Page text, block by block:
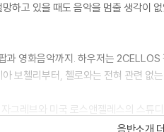
하고 있을 때도 음악을 멈출 생각이
과 영화음악까지. 하우저는
보첼리부터, 첼로와는 전혀 관련 없
그레브와 미국 로스앤젤레스의 스
에 이르기까지 미국을 비롯해 전세
음반소개